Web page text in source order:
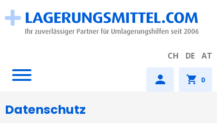
CH DE AT
0
Datenschutz